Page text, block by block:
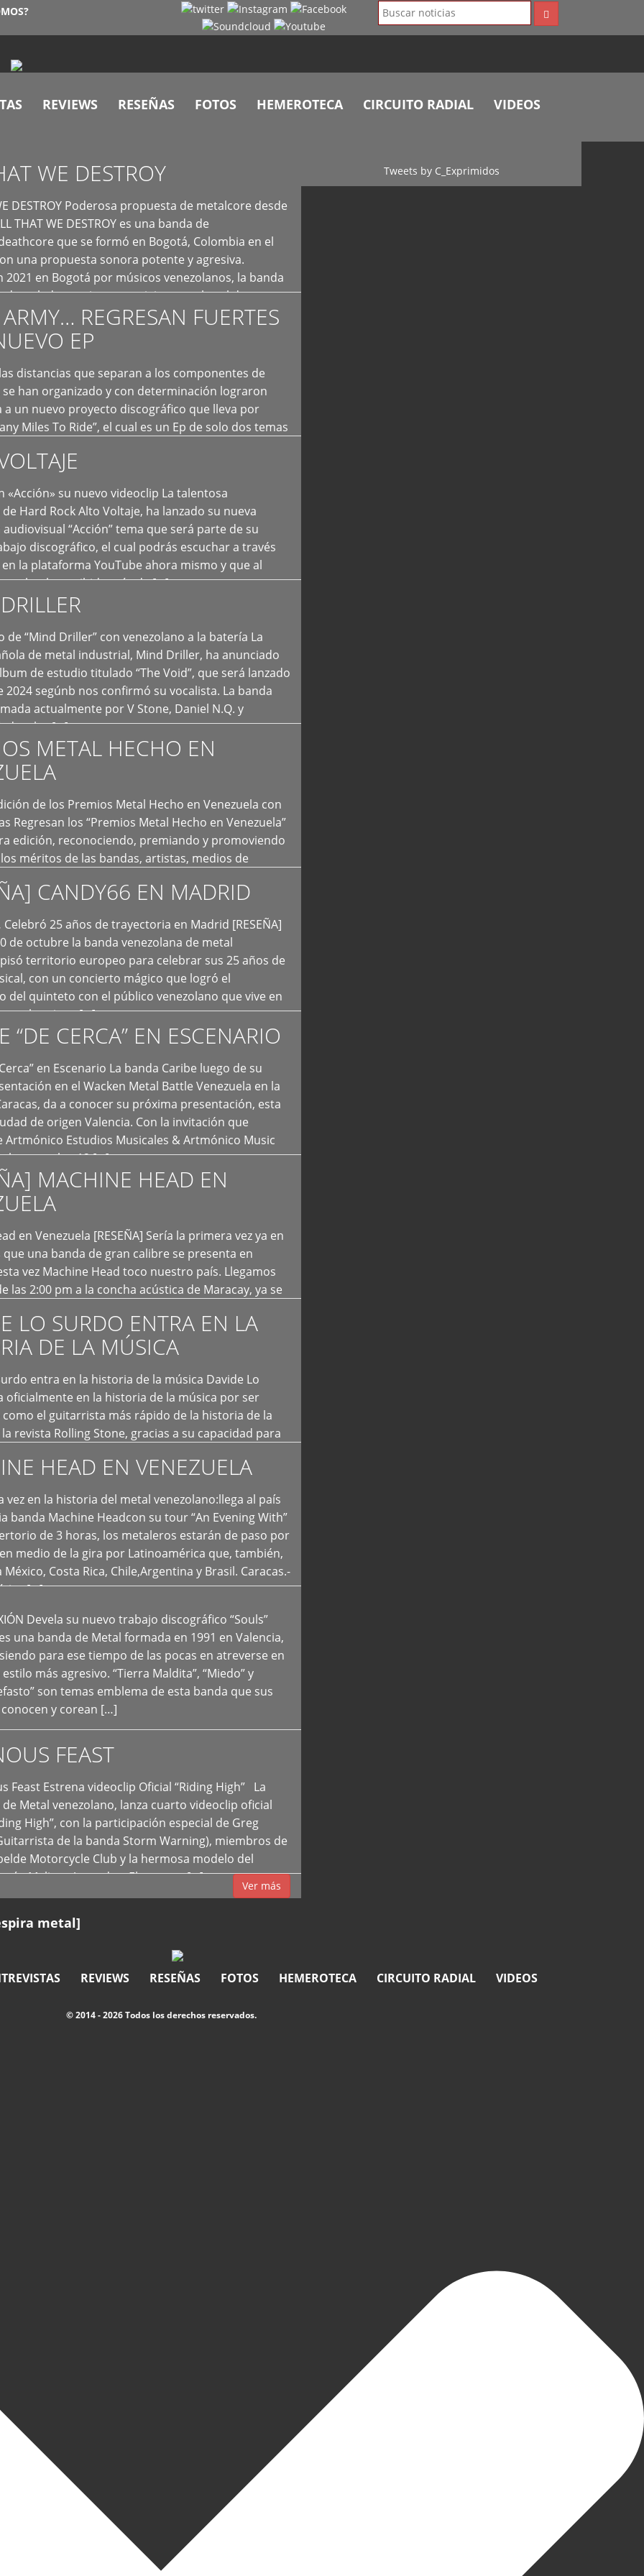
REVIEWS RESEÑAS FOTOS HEMEROTECA CIRCUITO RADIAL VIDEOS
WE DESTROY
DESTROY Poderosa propuesta de metalcore desde
THAT WE DESTROY es una banda de
que se formó en Bogotá, Colombia en el
una propuesta sonora potente y agresiva.
2021 en Bogotá por músicos venezolanos, la banda
demoledores, ritmos vertiginosos y breakdowns
creando […]REGRESAN FUERTES
EP
distancias que separan a los componentes de
se han organizado y con determinación lograron
a un nuevo proyecto discográfico que lleva por
Miles To Ride”, el cual es un Ep de solo dos temas
[…]
«Acción» su nuevo videoclip La talentosa
Hard Rock Alto Voltaje, ha lanzado su nueva
“Acción” tema que será parte de su
discográfico, el cual podrás escuchar a través
la plataforma YouTube ahora mismo y que al
ya ha recibido más de […]
de “Mind Driller” con venezolano a la batería La
de metal industrial, Mind Driller, ha anunciado
de estudio titulado “The Void”, que será lanzado
2024 segúnb nos confirmó su vocalista. La banda
actualmente por V Stone, Daniel N.Q. y
a las […]
METAL HECHO EN
de los Premios Metal Hecho en Venezuela con
Regresan los “Premios Metal Hecho en Venezuela”
edición, reconociendo, premiando y promoviendo
méritos de las bandas, artistas, medios de
tendencias del metal y […]
CANDY66 EN MADRID
Celebró 25 años de trayectoria en Madrid [RESEÑA]
de octubre la banda venezolana de metal
territorio europeo para celebrar sus 25 años de
con un concierto mágico que logró el
del quinteto con el público venezolano que vive en
que los sigue […]
“DE CERCA” EN ESCENARIO
en Escenario La banda Caribe luego de su
en el Wacken Metal Battle Venezuela en la
da a conocer su próxima presentación, esta
de origen Valencia. Con la invitación que
Artmónico Estudios Musicales & Artmónico Music
cumplen 12 […]
MACHINE HEAD EN
en Venezuela [RESEÑA] Sería la primera vez ya en
una banda de gran calibre se presenta en
vez Machine Head toco nuestro país. Llegamos
las 2:00 pm a la concha acústica de Maracay, ya se
LO SURDO ENTRA EN LA
DE LA MÚSICA
entra en la historia de la música Davide Lo
oficialmente en la historia de la música por ser
el guitarrista más rápido de la historia de la
revista Rolling Stone, gracias a su capacidad para
HEAD EN VENEZUELA
vez en la historia del metal venezolano:llega al país
banda Machine Headcon su tour “An Evening With”
de 3 horas, los metaleros estarán de paso por
medio de la gira por Latinoamérica que, también,
México, Costa Rica, Chile,Argentina y Brasil. Caracas.-
[…]
Devela su nuevo trabajo discográfico “Souls”
una banda de Metal formada en 1991 en Valencia,
para ese tiempo de las pocas en atreverse en
más agresivo. “Tierra Maldita”, “Miedo” y
son temas emblema de esta banda que sus
y corean […]
FEAST
Feast Estrena videoclip Oficial “Riding High” La
Metal venezolano, lanza cuarto videoclip oficial
High”, con la participación especial de Greg
de la banda Storm Warning), miembros de
Motorcycle Club y la hermosa modelo del
Melissa Acevedo. El potente […]
Ver más
Tweets by C_Exprimidos
metal]
REVIEWS RESEÑAS FOTOS HEMEROTECA CIRCUITO RADIAL VIDEOS
© 2014 - 2026 Todos los derechos reservados.